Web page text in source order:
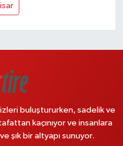
buluştururken, sadelik ve
kaçınıyor ve insanlara
şık bir altyapı sunuyor.